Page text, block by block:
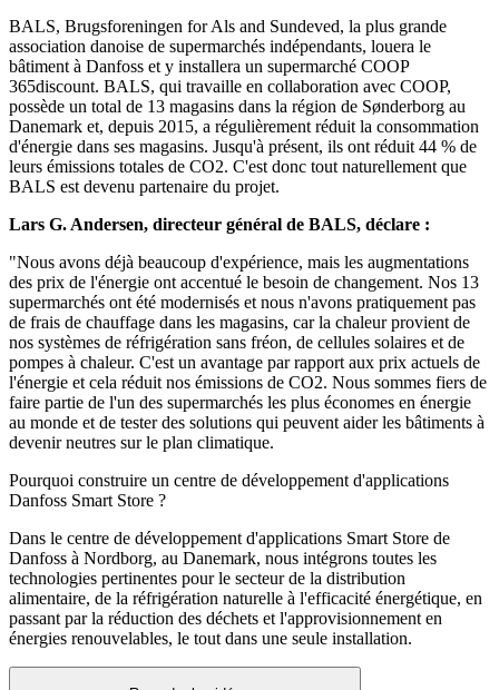
BALS, Brugsforeningen for Als and Sundeved, la plus grande
association danoise de supermarchés indépendants, louera le
bâtiment à Danfoss et y installera un supermarché COOP
365discount. BALS, qui travaille en collaboration avec COOP,
possède un total de 13 magasins dans la région de Sønderborg au
Danemark et, depuis 2015, a régulièrement réduit la consommation
d'énergie dans ses magasins. Jusqu'à présent, ils ont réduit 44 % de
leurs émissions totales de CO2. C'est donc tout naturellement que
BALS est devenu partenaire du projet.
Lars G. Andersen, directeur général de BALS, déclare :
"Nous avons déjà beaucoup d'expérience, mais les augmentations
des prix de l'énergie ont accentué le besoin de changement. Nos 13
supermarchés ont été modernisés et nous n'avons pratiquement pas
de frais de chauffage dans les magasins, car la chaleur provient de
nos systèmes de réfrigération sans fréon, de cellules solaires et de
pompes à chaleur. C'est un avantage par rapport aux prix actuels de
l'énergie et cela réduit nos émissions de CO2. Nous sommes fiers de
faire partie de l'un des supermarchés les plus économes en énergie
au monde et de tester des solutions qui peuvent aider les bâtiments à
devenir neutres sur le plan climatique.
Pourquoi construire un centre de développement d'applications
Danfoss Smart Store ?
Dans le centre de développement d'applications Smart Store de
Danfoss à Nordborg, au Danemark, nous intégrons toutes les
technologies pertinentes pour le secteur de la distribution
alimentaire, de la réfrigération naturelle à l'efficacité énergétique, en
passant par la réduction des déchets et l'approvisionnement en
énergies renouvelables, le tout dans une seule installation.